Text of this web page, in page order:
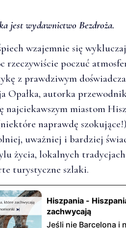
jest wydawnictwo Bezdroża.
wzajemnie się
rzeczywiście poczuć
z prawdziwym
Opałka, autorka
najciekawszym miastom
naprawdę
uważniej i bardziej
życia, lokalnych
turystyczne szlaki.